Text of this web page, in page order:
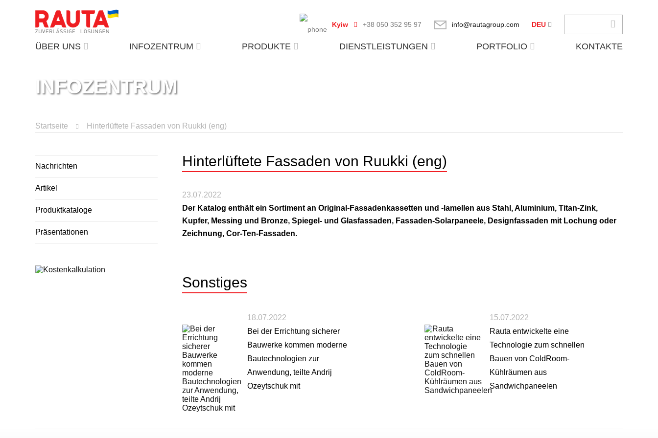
Kyiw +38 050 352 95 97 info@rautagroup.com DEU
ÜBER UNS INFOZENTRUM PRODUKTE DIENSTLEISTUNGEN PORTFOLIO KONTAKTE
INFOZENTRUM
Startseite Hinterlüftete Fassaden von Ruukki (eng)
Nachrichten
Artikel
Produktkataloge
Präsentationen
Hinterlüftete Fassaden von Ruukki (eng)
23.07.2022
Der Katalog enthält ein Sortiment an Original-Fassadenkassetten und -lamellen aus Stahl, Aluminium, Titan-Zink,
Kupfer, Messing und Bronze, Spiegel- und Glasfassaden, Fassaden-Solarpaneele, Designfassaden mit Lochung oder
Zeichnung, Cor-Ten-Fassaden.
Sonstiges
18.07.2022
Bei der Errichtung sicherer
Bauwerke kommen moderne
Bautechnologien zur
Anwendung, teilte Andrij
Ozeytschuk mit
15.07.2022
Rauta entwickelte eine
Technologie zum schnellen
Bauen von ColdRoom-
Kühlräumen aus
Sandwichpaneelen